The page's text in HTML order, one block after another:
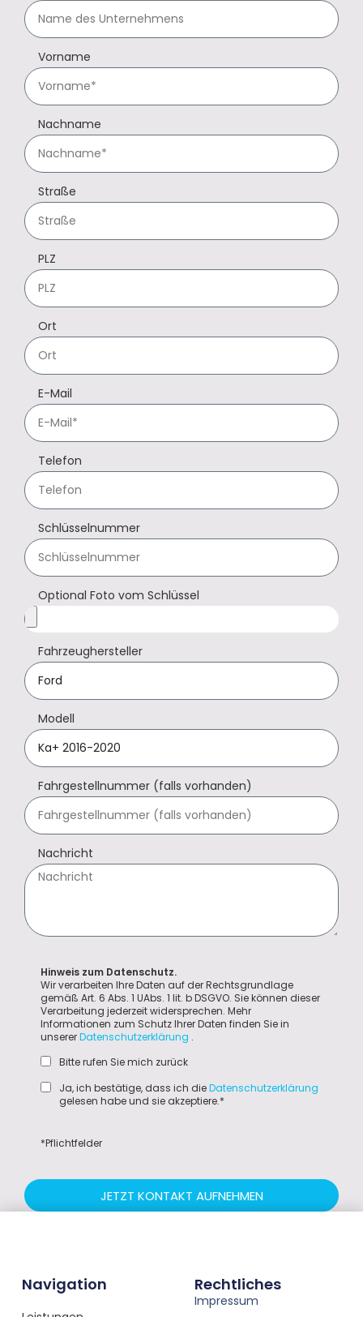
Vorname
Nachname
Straße
PLZ
Ort
E-Mail
Telefon
Schlüsselnummer
Optional Foto vom Schlüssel
Fahrzeughersteller
Modell
Fahrgestellnummer (falls vorhanden)
Nachricht
Hinweis zum Datenschutz.
Wir verarbeiten Ihre Daten auf der Rechtsgrundlage
gemäß Art. 6 Abs. 1 UAbs. 1 lit. b DSGVO. Sie können dieser
Verarbeitung jederzeit widersprechen. Mehr
Informationen zum Schutz Ihrer Daten finden Sie in
unsererDatenschutzerklärung .
Bitte rufen Sie mich zurück
Ja, ich bestätige, dass ich dieDatenschutzerklärung
gelesen habe und sie akzeptiere.*
*Pflichtfelder
JETZT KONTAKT AUFNEHMEN
Navigation Rechtliches
Impressum